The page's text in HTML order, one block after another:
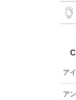
ア
ア